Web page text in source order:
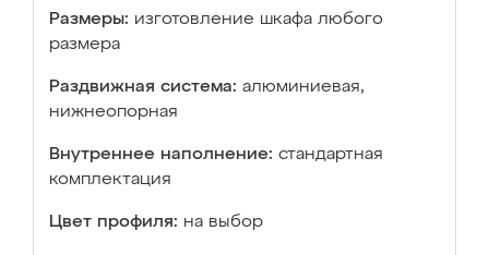
Размеры: изготовление шкафа любого
размера
Раздвижная система: алюминиевая,
нижнеопорная
Внутреннее наполнение: стандартная
комплектация
Цвет профиля: на выбор